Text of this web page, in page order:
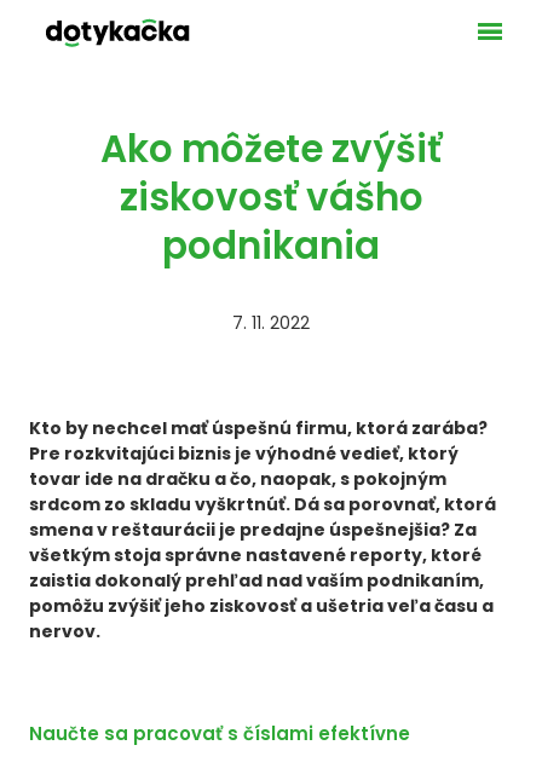
Ponuka
Ako môžete zvýšiť
ziskovosť vášho
podnikania
7. 11. 2022
Kto by nechcel mať úspešnú firmu, ktorá zarába?
Pre rozkvitajúci biznis je výhodné vedieť, ktorý
tovar ide na dračku a čo, naopak, s pokojným
srdcom zo skladu vyškrtnúť. Dá sa porovnať, ktorá
smena v reštaurácii je predajne úspešnejšia? Za
všetkým stoja správne nastavené reporty, ktoré
zaistia dokonalý prehľad nad vaším podnikaním,
pomôžu zvýšiť jeho ziskovosť a ušetria veľa času a
nervov.
Naučte sa pracovať s číslami efektívne